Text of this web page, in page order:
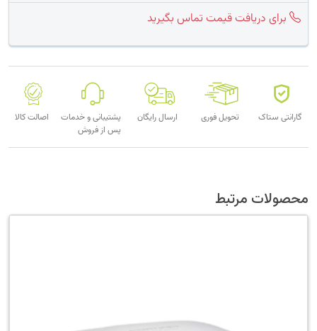
برای دریافت قیمت تماس بگیرید
گارانتی ستاک تحویل فوری ارسال رایگان
پشتیبانی و خدمات
پس از فروش
اصالت کالا
محصولات مرتبط